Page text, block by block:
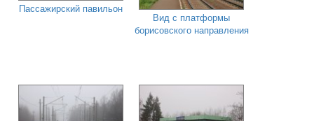
Пассажирский павильон
Вид с платформы
борисовского направления